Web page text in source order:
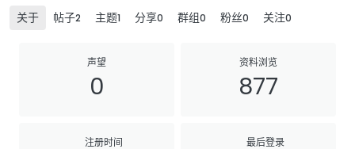
关于 帖子2 主题1 分享0 群组0 粉丝0 关注0
声望
0
资料浏览
877
注册时间 最后登录